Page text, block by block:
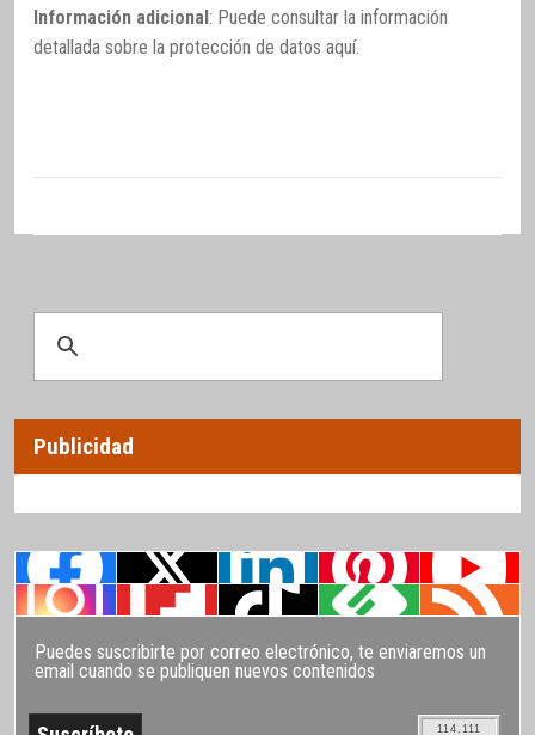
Información adicional: Puede consultar la información
detallada sobre la protección de datos aquí.
Publicidad
Puedes suscribirte por correo electrónico, te enviaremos un
email cuando se publiquen nuevos contenidos
114.111